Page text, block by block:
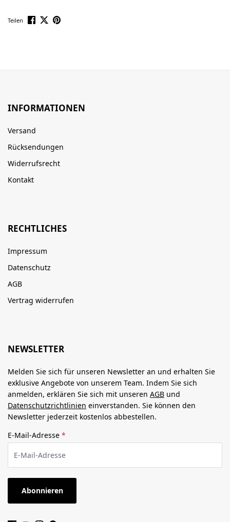
Teilen
INFORMATIONEN
Versand
Rücksendungen
Widerrufsrecht
Kontakt
RECHTLICHES
Impressum
Datenschutz
AGB
Vertrag widerrufen
NEWSLETTER
Melden Sie sich für unseren Newsletter an und erhalten Sie
exklusive Angebote von unserem Team. Indem Sie sich
anmelden, erklären Sie sich mit unseren AGB und
Datenschutzrichtlinien einverstanden. Sie können den
Newsletter jederzeit kostenlos abbestellen.
E-Mail-Adresse *
Abonnieren